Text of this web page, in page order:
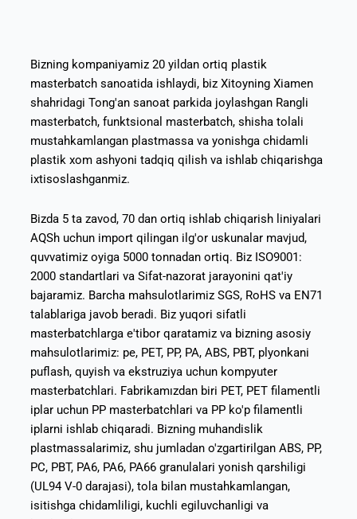
Bizning kompaniyamiz 20 yildan ortiq plastik
masterbatch sanoatida ishlaydi, biz Xitoyning Xiamen
shahridagi Tong'an sanoat parkida joylashgan Rangli
masterbatch, funktsional masterbatch, shisha tolali
mustahkamlangan plastmassa va yonishga chidamli
plastik xom ashyoni tadqiq qilish va ishlab chiqarishga
ixtisoslashganmiz.
Bizda 5 ta zavod, 70 dan ortiq ishlab chiqarish liniyalari
AQSh uchun import qilingan ilg'or uskunalar mavjud,
quvvatimiz oyiga 5000 tonnadan ortiq. Biz ISO9001:
2000 standartlari va Sifat-nazorat jarayonini qat'iy
bajaramiz. Barcha mahsulotlarimiz SGS, RoHS va EN71
talablariga javob beradi. Biz yuqori sifatli
masterbatchlarga e'tibor qaratamiz va bizning asosiy
mahsulotlarimiz: pe, PET, PP, PA, ABS, PBT, plyonkani
puflash, quyish va ekstruziya uchun kompyuter
masterbatchlari. Fabrikamızdan biri PET, PET filamentli
iplar uchun PP masterbatchlari va PP ko'p filamentli
iplarni ishlab chiqaradi. Bizning muhandislik
plastmassalarimiz, shu jumladan o'zgartirilgan ABS, PP,
PC, PBT, PA6, PA6, PA66 granulalari yonish qarshiligi
(UL94 V-0 darajasi), tola bilan mustahkamlangan,
isitishga chidamliligi, kuchli egiluvchanligi va